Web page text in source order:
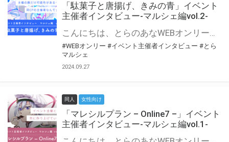
「駄菓子と唐揚げ、きみの青」イベント
主催者インタビュー-マルシェ編vol.2-
こんにちは、とらのあなWEBオンリー運営スタッフです。 新たにお届けする、イベント主催者インタビュー-マルシェ編-は、 とらのあなWEBオンリー「マルシェ」をご利用の主催様に 「マルシェ」を使ってイベントを開催した感想や心がけをお聞きする企画です。 今回は、WEBオンリー初開催「駄菓子と唐揚げ、きみの青」より、 主催のぎこ六屋様にお話を伺いました。 協力：ぎこ六屋様／イベント公式Twitter（@krkgwks） とらのあなWEBオンリー「マルシェ」とは？ WEBオンリーでリアルタイムでコミュニケーションがとれるオンライン会場です。
#WEBオンリー #イベント主催者インタビュー #とら
マルシェ
2024.09.27
同人 女性向け
「マレシルプラン – Online7 –」イベント
主催者インタビュー-マルシェ編vol.1-